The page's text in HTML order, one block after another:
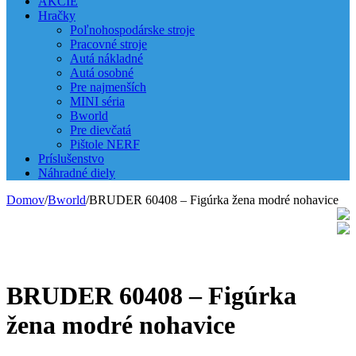
Hračky
Poľnohospodárske stroje
Pracovné stroje
Autá nákladné
Autá osobné
Pre najmenších
MINI séria
Bworld
Pre dievčatá
Pištole NERF
Príslušenstvo
Náhradné diely
Domov/Bworld/BRUDER 60408 – Figúrka žena modré nohavice
BRUDER 60408 – Figúrka
žena modré nohavice